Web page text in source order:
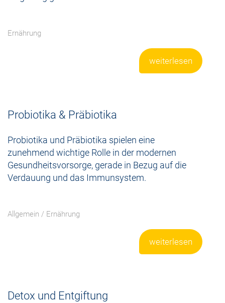
Ernährung
weiterlesen
Probiotika & Präbiotika
Probiotika und Präbiotika spielen eine
zunehmend wichtige Rolle in der modernen
Gesundheitsvorsorge, gerade in Bezug auf die
Verdauung und das Immunsystem.
Allgemein / Ernährung
weiterlesen
Detox und Entgiftung